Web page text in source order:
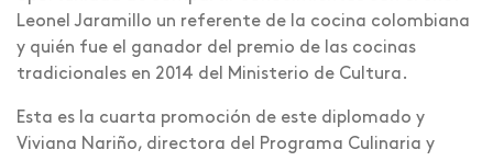
Leonel Jaramillo un referente de la cocina colombiana
y quién fue el ganador del premio de las cocinas
tradicionales en 2014 del Ministerio de Cultura.
Esta es la cuarta promoción de este diplomado y
Viviana Nariño, directora del Programa Culinaria y